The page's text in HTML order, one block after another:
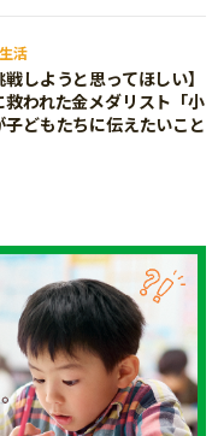
活
戦しようと思ってほしい】
救われた金メダリスト「小
子どもたちに伝えたいこと